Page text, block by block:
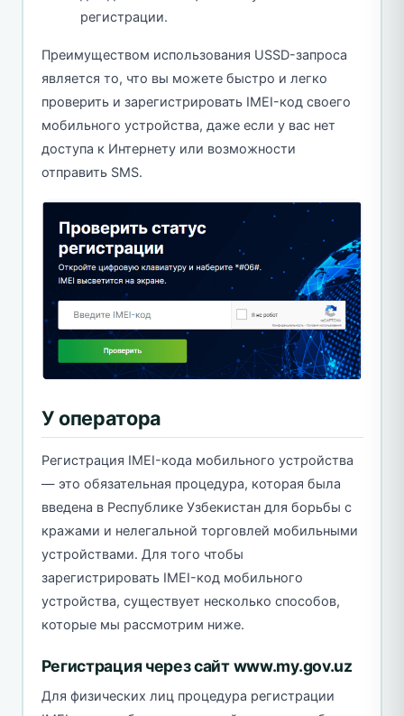
регистрации.
Преимуществом использования USSD-запроса
является то, что вы можете быстро и легко
проверить и зарегистрировать IMEI-код своего
мобильного устройства, даже если у вас нет
доступа к Интернету или возможности
отправить SMS.
У оператора
Регистрация IMEI-кода мобильного устройства
— это обязательная процедура, которая была
введена в Республике Узбекистан для борьбы с
кражами и нелегальной торговлей мобильными
устройствами. Для того чтобы
зарегистрировать IMEI-код мобильного
устройства, существует несколько способов,
которые мы рассмотрим ниже.
Регистрация через сайт www.my.gov.uz
Для физических лиц процедура регистрации